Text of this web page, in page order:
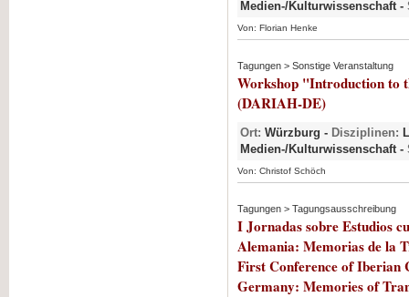
Medien-/Kulturwissenschaft -
Von: Florian Henke
Tagungen > Sonstige Veranstaltung
Workshop "Introduction to
(DARIAH-DE)
Ort: Würzburg - Disziplinen:
Medien-/Kulturwissenschaft -
Von: Christof Schöch
Tagungen > Tagungsausschreibung
I Jornadas sobre Estudios
Alemania: Memorias de la
First Conference of Iberian
Germany: Memories of